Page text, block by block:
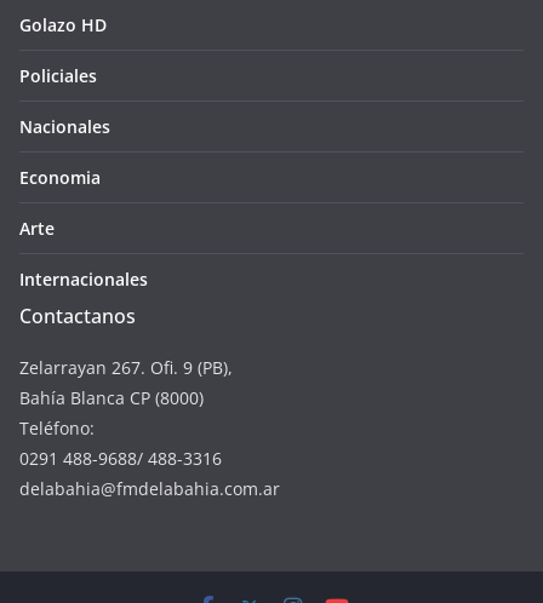
Golazo HD
Policiales
Nacionales
Economia
Arte
Internacionales
Contactanos
Zelarrayan 267. Ofi. 9 (PB),
Bahía Blanca CP (8000)
Teléfono:
0291 488-9688/ 488-3316
delabahia@fmdelabahia.com.ar